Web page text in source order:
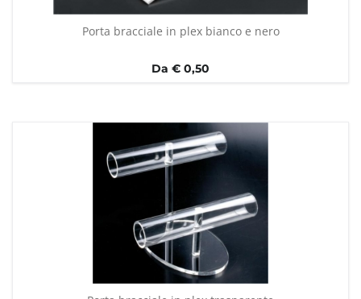
Porta bracciale in plex bianco e nero
Da € 0,50